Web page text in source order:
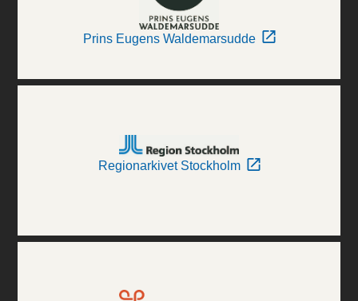
Prins Eugens Waldemarsudde
Regionarkivet Stockholm